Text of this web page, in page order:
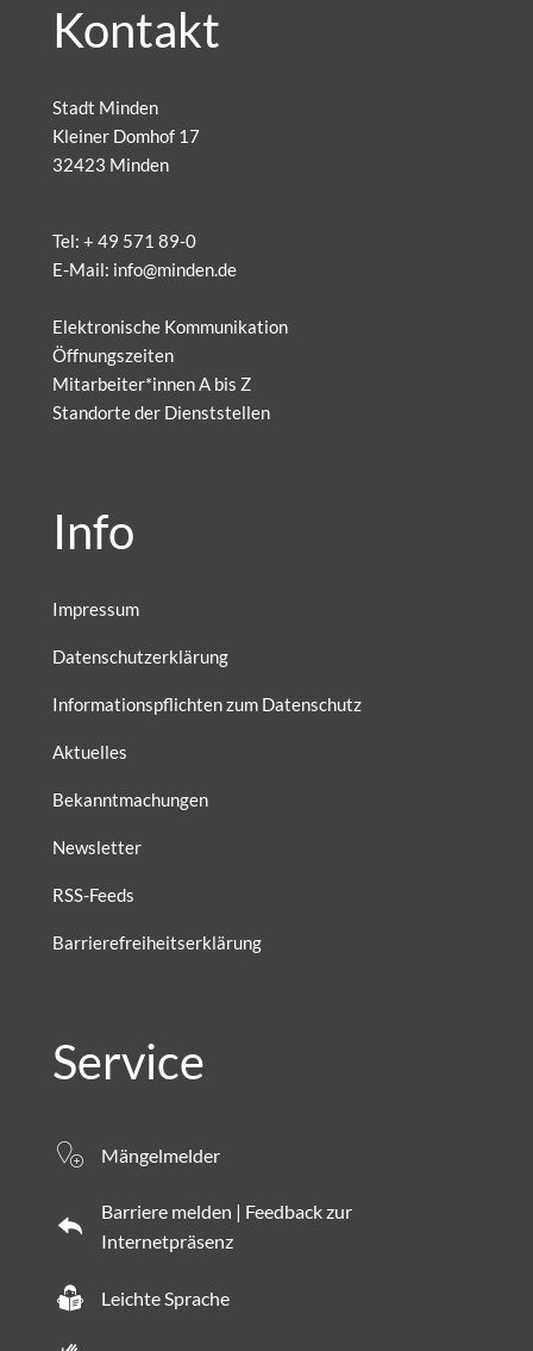
Kontakt
Stadt Minden
Kleiner Domhof 17
32423 Minden
Tel: + 49 571 89-0
E-Mail: info@minden.de
Elektronische Kommunikation
Öffnungszeiten
Mitarbeiter*innen A bis Z
Standorte der Dienststellen
Info
Impressum
Datenschutzerklärung
Informationspflichten zum Datenschutz
Aktuelles
Bekanntmachungen
Newsletter
RSS-Feeds
Barrierefreiheitserklärung
Service
Mängelmelder
Barriere melden | Feedback zur
Internetpräsenz
Leichte Sprache